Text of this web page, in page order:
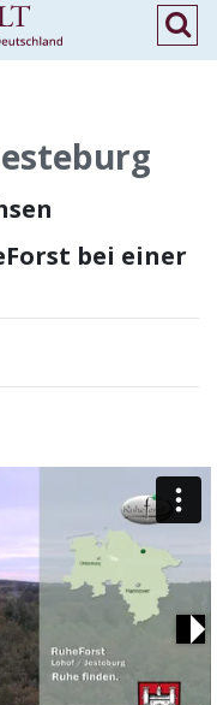
bei einer